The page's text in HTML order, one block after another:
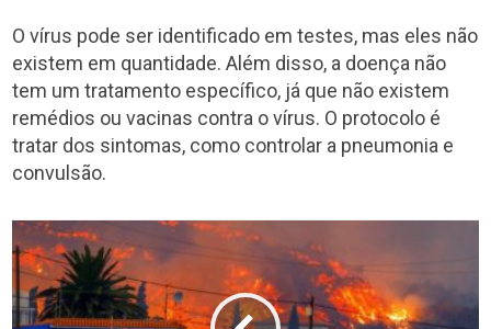
O vírus pode ser identificado em testes, mas eles não
existem em quantidade. Além disso, a doença não
tem um tratamento específico, já que não existem
remédios ou vacinas contra o vírus. O protocolo é
tratar dos sintomas, como controlar a pneumonia e
convulsão.